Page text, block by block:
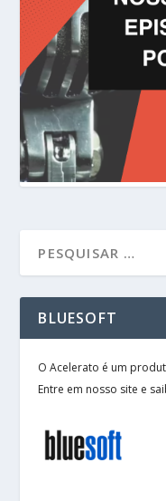
BLUESOFT
O Acelerato é um
Entre em nosso site e